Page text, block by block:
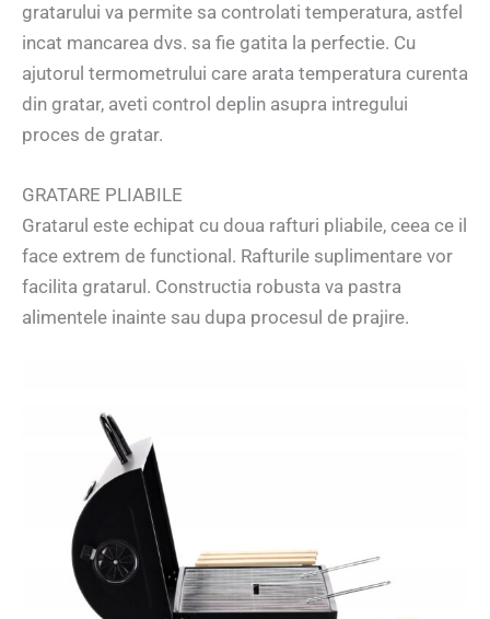
gratarului va permite sa controlati temperatura, astfel
incat mancarea dvs. sa fie gatita la perfectie. Cu
ajutorul termometrului care arata temperatura curenta
din gratar, aveti control deplin asupra intregului
proces de gratar.
GRATARE PLIABILE
Gratarul este echipat cu doua rafturi pliabile, ceea ce il
face extrem de functional. Rafturile suplimentare vor
facilita gratarul. Constructia robusta va pastra
alimentele inainte sau dupa procesul de prajire.